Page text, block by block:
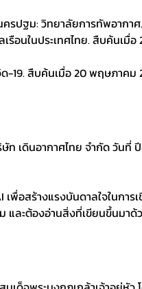
รปฐม: วิทยาลัยการทัพอากาศ.
รือนในประเทศไทย. สืบค้นเมื่
-19. สืบค้นเมื่อ 20 พฤษภาคม
ษัท เดินอากาศไทย จำกัด วันที่
พื่อสร้างแรงบันดาลใจในการ
และต้องอ่านสิ่งที่เขียนขึ้นมา